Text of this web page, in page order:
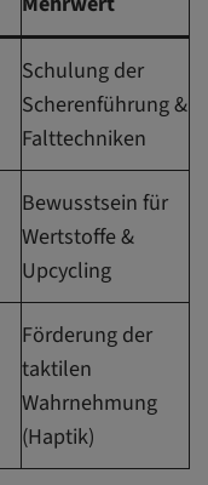
Schulung der
Scherenführung &
Falttechniken
Bewusstsein für
Wertstoffe &
Upcycling
Förderung der
taktilen
Wahrnehmung
(Haptik)